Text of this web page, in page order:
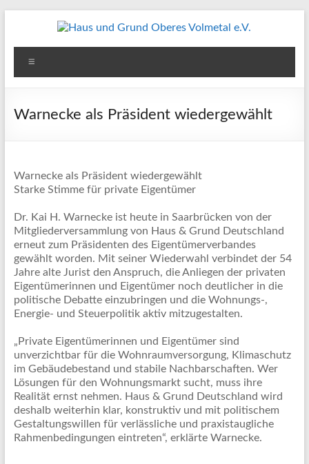
Haus
und
Grund
e.V.
Warnecke als Präsident wiedergewählt
Warnecke als Präsident wiedergewählt
Starke Stimme für private Eigentümer
Dr. Kai H. Warnecke ist heute in Saarbrücken von der
Mitgliederversammlung von Haus & Grund Deutschland
erneut zum Präsidenten des Eigentümerverbandes
gewählt worden. Mit seiner Wiederwahl verbindet der 54
Jahre alte Jurist den Anspruch, die Anliegen der privaten
Eigentümerinnen und Eigentümer noch deutlicher in die
politische Debatte einzubringen und die Wohnungs-,
Energie- und Steuerpolitik aktiv mitzugestalten.
„Private Eigentümerinnen und Eigentümer sind
unverzichtbar für die Wohnraumversorgung, Klimaschutz
im Gebäudebestand und stabile Nachbarschaften. Wer
Lösungen für den Wohnungsmarkt sucht, muss ihre
Realität ernst nehmen. Haus & Grund Deutschland wird
deshalb weiterhin klar, konstruktiv und mit politischem
Gestaltungswillen für verlässliche und praxistaugliche
Rahmenbedingungen eintreten“, erklärte Warnecke.